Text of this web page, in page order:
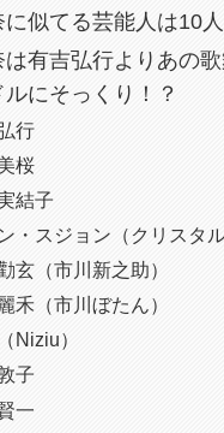
似てる芸能人は10人
は有吉弘行よりあの
にそっくり！？
行
桜
結子
・スジョン（クリスタル
玄（市川新之助）
禾（市川ぼたん）
Niziu）
子
一